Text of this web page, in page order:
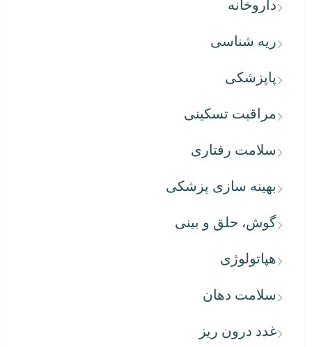
داروخانه
ریه شناسی
پاپزشکی
مراقبت تسکینی
سلامت رفتاری
بهینه سازی پزشکی
گوش، حلق و بینی
هپاتولوژی
سلامت دهان
غدد درون ریز